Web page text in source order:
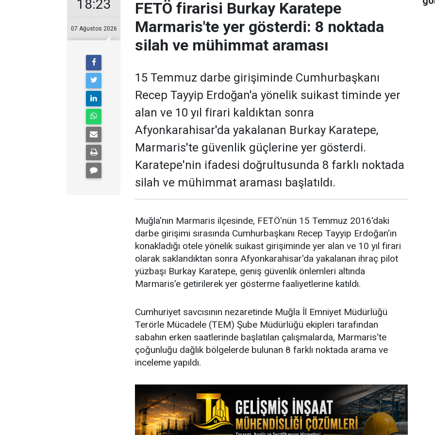
18:23
07 Ağustos 2026
FETÖ firarisi Burkay Karatepe
Marmaris'te yer gösterdi: 8 noktada
silah ve mühimmat araması
15 Temmuz darbe girişiminde Cumhurbaşkanı
Recep Tayyip Erdoğan'a yönelik suikast timinde yer
alan ve 10 yıl firari kaldıktan sonra
Afyonkarahisar'da yakalanan Burkay Karatepe,
Marmaris'te güvenlik güçlerine yer gösterdi.
Karatepe'nin ifadesi doğrultusunda 8 farklı noktada
silah ve mühimmat araması başlatıldı.
Muğla'nın Marmaris ilçesinde, FETÖ'nün 15 Temmuz 2016'daki
darbe girişimi sırasında Cumhurbaşkanı Recep Tayyip Erdoğan'ın
konakladığı otele yönelik suikast girişiminde yer alan ve 10 yıl firari
olarak saklandıktan sonra Afyonkarahisar'da yakalanan ihraç pilot
yüzbaşı Burkay Karatepe, geniş güvenlik önlemleri altında
Marmaris'e getirilerek yer gösterme faaliyetlerine katıldı.
Cumhuriyet savcısının nezaretinde Muğla İl Emniyet Müdürlüğü
Terörle Mücadele (TEM) Şube Müdürlüğü ekipleri tarafından
sabahın erken saatlerinde başlatılan çalışmalarda, Marmaris'te
çoğunluğu dağlık bölgelerde bulunan 8 farklı noktada arama ve
inceleme yapıldı.